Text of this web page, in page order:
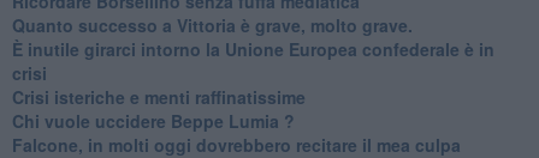
​Quanto successo a Vittoria è grave, molto grave.
​È inutile girarci intorno la Unione Europea confederale è in
crisi
Crisi isteriche e menti raffinatissime
Chi vuole uccidere Beppe Lumia ?
Falcone, in molti oggi dovrebbero recitare il mea culpa